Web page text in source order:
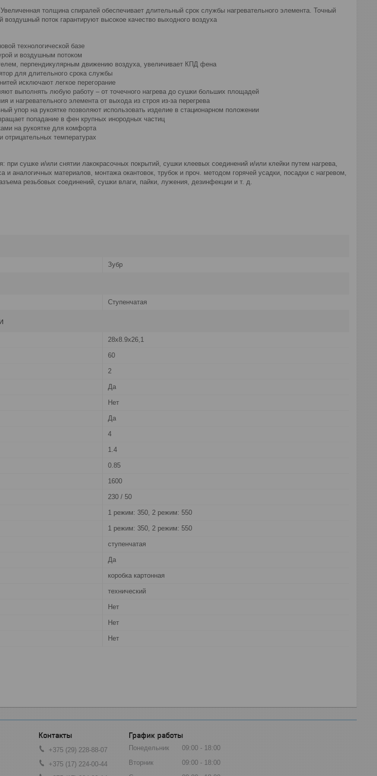
толщина спиралей обеспечивает длительный срок службы нагревательного элемента. Точный
поток гарантируют высокое качество выходного воздуха
технологической базе
и воздушным потоком
перпендикулярным движению воздуха, увеличивает КПД фена
для длительного срока службы
исключают легкое перегорание
выполнять любую работу – от точечного нагрева до сушки больших площадей
и нагревательного элемента от выхода из строя из-за перегрева
упор на рукоятке позволяют использовать изделие в стационарном положении
попадание в фен крупных инородных частиц
на рукоятке для комфорта
отрицательных температурах
при сушке и/или снятии лакокрасочных покрытий, сушки клеевых соединений и/или клейки путем нагрева,
и аналогичных материалов, монтажа окантовок, трубок и проч. методом горячей усадки, посадки с нагревом,
резьбовых соединений, сушки влаги, пайки, лужения, дезинфекции и т. д.
Зубр
Ступенчатая
28х8.9х26,1
60
2
Да
Нет
Да
4
1.4
0.85
1600
230 / 50
1 режим: 350, 2 режим: 550
1 режим: 350, 2 режим: 550
ступенчатая
Да
коробка картонная
технический
Нет
Нет
Нет
+375 (29) 228-88-07
+375 (17) 224-00-44
График работы
Понедельник 09:00
18:00
Вторник
09:00
18:00